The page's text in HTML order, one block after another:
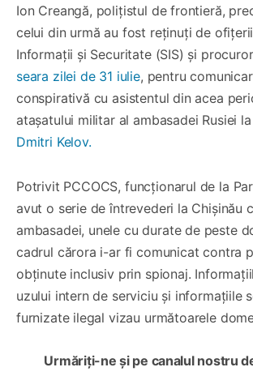
Ion Creangă, polițistul de frontieră,
celui din urmă au fost reținuți de
Informații și Securitate (SIS) și
seara zilei de 31 iulie, pentru
conspirativă cu asistentul din acea
atașatului militar al ambasadei Rusiei
Dmitri Kelov.
Potrivit PCCOCS, funcționarul de la
avut o serie de întrevederi la Chișinău
ambasadei, unele cu durate de peste
cadrul cărora i-ar fi comunicat contra
obținute inclusiv prin spionaj.
uzului intern de serviciu și informațiile
furnizate ilegal vizau următoarele
Urmăriți-ne și pe canalul nostru